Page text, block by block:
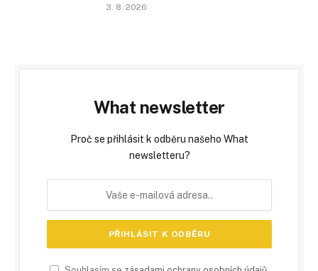
3. 8. 2026
What newsletter
Proč se přihlásit k odběru našeho What
newsletteru?